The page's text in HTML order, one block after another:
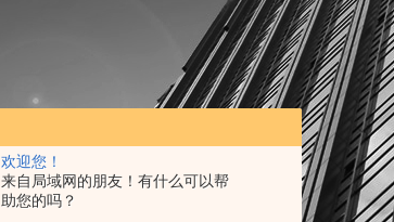
欢迎您！
来自局域网的朋友！有什么可以帮
助您的吗？